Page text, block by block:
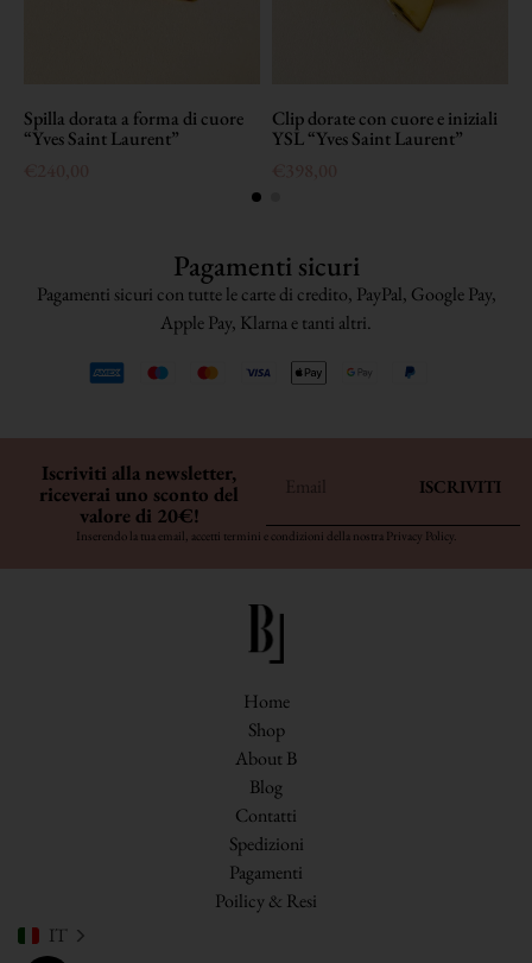
Spilla dorata a forma di cuore
“Yves Saint Laurent”
Clip dorate con cuore e iniziali
YSL “Yves Saint Laurent”
Pagamenti sicuri
Pagamenti sicuri con tutte le carte di credito, PayPal, Google Pay,
Apple Pay, Klarna e tanti altri.
Iscriviti alla newsletter,
riceverai uno sconto del
valore di 20€!
ISCRIVITI
Inserendo la tua email, accetti termini e condizioni della nostra Privacy Policy
Home
Shop
About B
Blog
Contatti
Spedizioni
Pagamenti
Poilicy & Resi
IT